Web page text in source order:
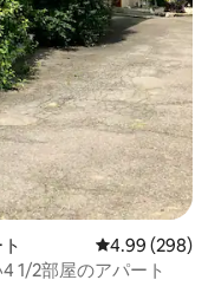
レビュー298
4.99 (298)
1/2部屋のアパート